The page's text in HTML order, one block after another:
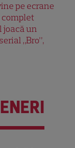
pe ecrane
joacă un
„Bro”,